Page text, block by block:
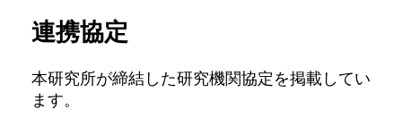
連携協定
本研究所が締結した研究機関協定を掲載してい
ます。